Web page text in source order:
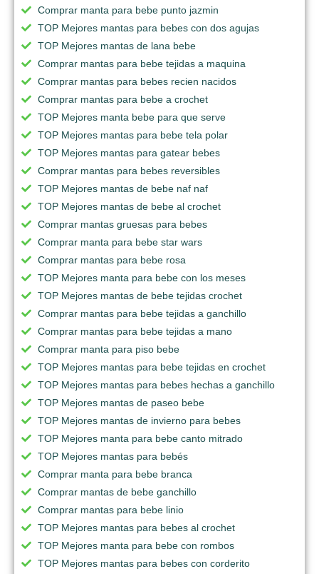
Comprar manta para bebe punto jazmin
TOP Mejores mantas para bebes con dos agujas
TOP Mejores mantas de lana bebe
Comprar mantas para bebe tejidas a maquina
Comprar mantas para bebes recien nacidos
Comprar mantas para bebe a crochet
TOP Mejores manta bebe para que serve
TOP Mejores mantas para bebe tela polar
TOP Mejores mantas para gatear bebes
Comprar mantas para bebes reversibles
TOP Mejores mantas de bebe naf naf
TOP Mejores mantas de bebe al crochet
Comprar mantas gruesas para bebes
Comprar manta para bebe star wars
Comprar mantas para bebe rosa
TOP Mejores manta para bebe con los meses
TOP Mejores mantas de bebe tejidas crochet
Comprar mantas para bebe tejidas a ganchillo
Comprar mantas para bebe tejidas a mano
Comprar manta para piso bebe
TOP Mejores mantas para bebe tejidas en crochet
TOP Mejores mantas para bebes hechas a ganchillo
TOP Mejores mantas de paseo bebe
TOP Mejores mantas de invierno para bebes
TOP Mejores manta para bebe canto mitrado
TOP Mejores mantas para bebés
Comprar manta para bebe branca
Comprar mantas de bebe ganchillo
Comprar mantas para bebe linio
TOP Mejores mantas para bebes al crochet
TOP Mejores manta para bebe con rombos
TOP Mejores mantas para bebes con corderito